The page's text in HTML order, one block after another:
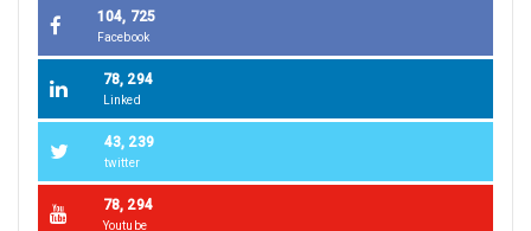
104, 725
Facebook
78, 294
Linked
43, 239
twitter
78, 294
Youtube